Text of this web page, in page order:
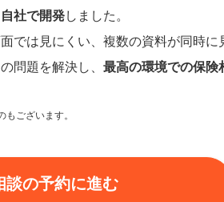
自社で開発しました。
では見にくい、複数の資料が同時に
問題を解決し、 最高の環境での保険
ございます。
談の予約に進む